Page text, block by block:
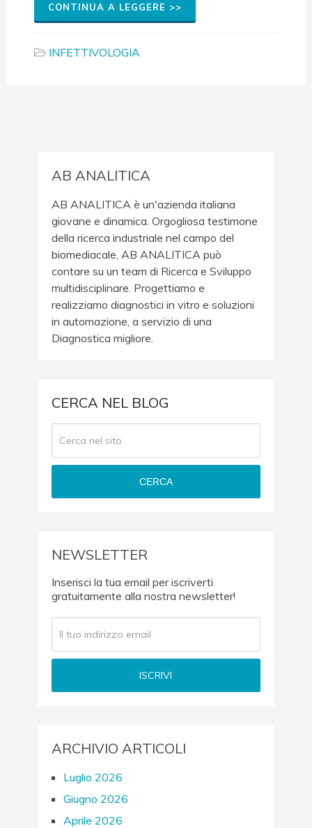
CONTINUA A LEGGERE >>
INFETTIVOLOGIA
AB ANALITICA
AB ANALITICA è un'azienda italiana
giovane e dinamica. Orgogliosa testimone
della ricerca industriale nel campo del
biomediacale, AB ANALITICA può
contare su un team di Ricerca e Sviluppo
multidisciplinare. Progettiamo e
realizziamo diagnostici in vitro e soluzioni
in automazione, a servizio di una
Diagnostica migliore.
CERCA NEL BLOG
CERCA
NEWSLETTER
Inserisci la tua email per iscriverti
gratuitamente alla nostra newsletter!
ARCHIVIO ARTICOLI
Luglio 2026
Giugno 2026
Aprile 2026